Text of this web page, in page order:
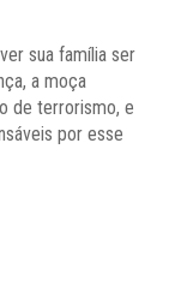
sua família ser
a moça
de terrorismo, e
por esse